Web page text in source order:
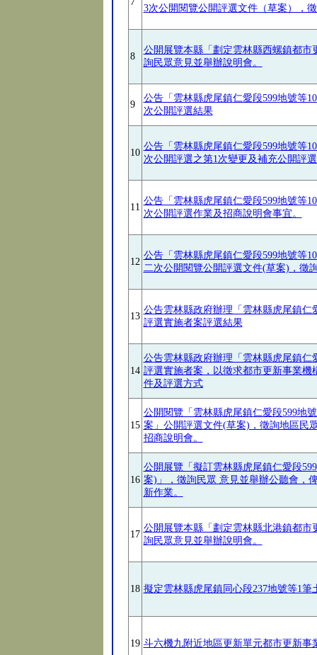
3次公開閱覽公開評選文件（草案），
8
公開展覽本縣「劃定雲林縣西螺鎮都
詢民眾意見並舉辦說明會。
9
公告「雲林縣虎尾鎮仁愛段599地號等
次公開評選結果
10
公告「雲林縣虎尾鎮仁愛段599地號等
次公開評選之第1次變更及補充公開評
11
公告「雲林縣虎尾鎮仁愛段599地號等
次公開評選作業及招商說明會事宜。
12
公告「雲林縣虎尾鎮仁愛段599地號等
二次公開閱覽公開評選文件(草案)，徵
13
公告雲林縣政府辦理「雲林縣虎尾鎮仁
評選實施者案評選結果
14
公告雲林縣政府辦理「雲林縣虎尾鎮仁
評選實施者案，以徵求都市更新事業
件及評選方式
15
公開閱覽「雲林縣虎尾鎮仁愛段599地
案」公開評選文件(草案)，徵詢地區民
招商說明會。
16
公開展覽「擬訂雲林縣虎尾鎮仁愛段
案)」，徵詢民眾 意見並舉辦公聽會，
新作業。
17
公開展覽本縣「劃定雲林縣北港鎮都
詢民眾意見並舉辦說明會。
18 擬定雲林縣虎尾鎮同心段237地號等1筆
19 斗六機九附近地區更新單元都市更新事